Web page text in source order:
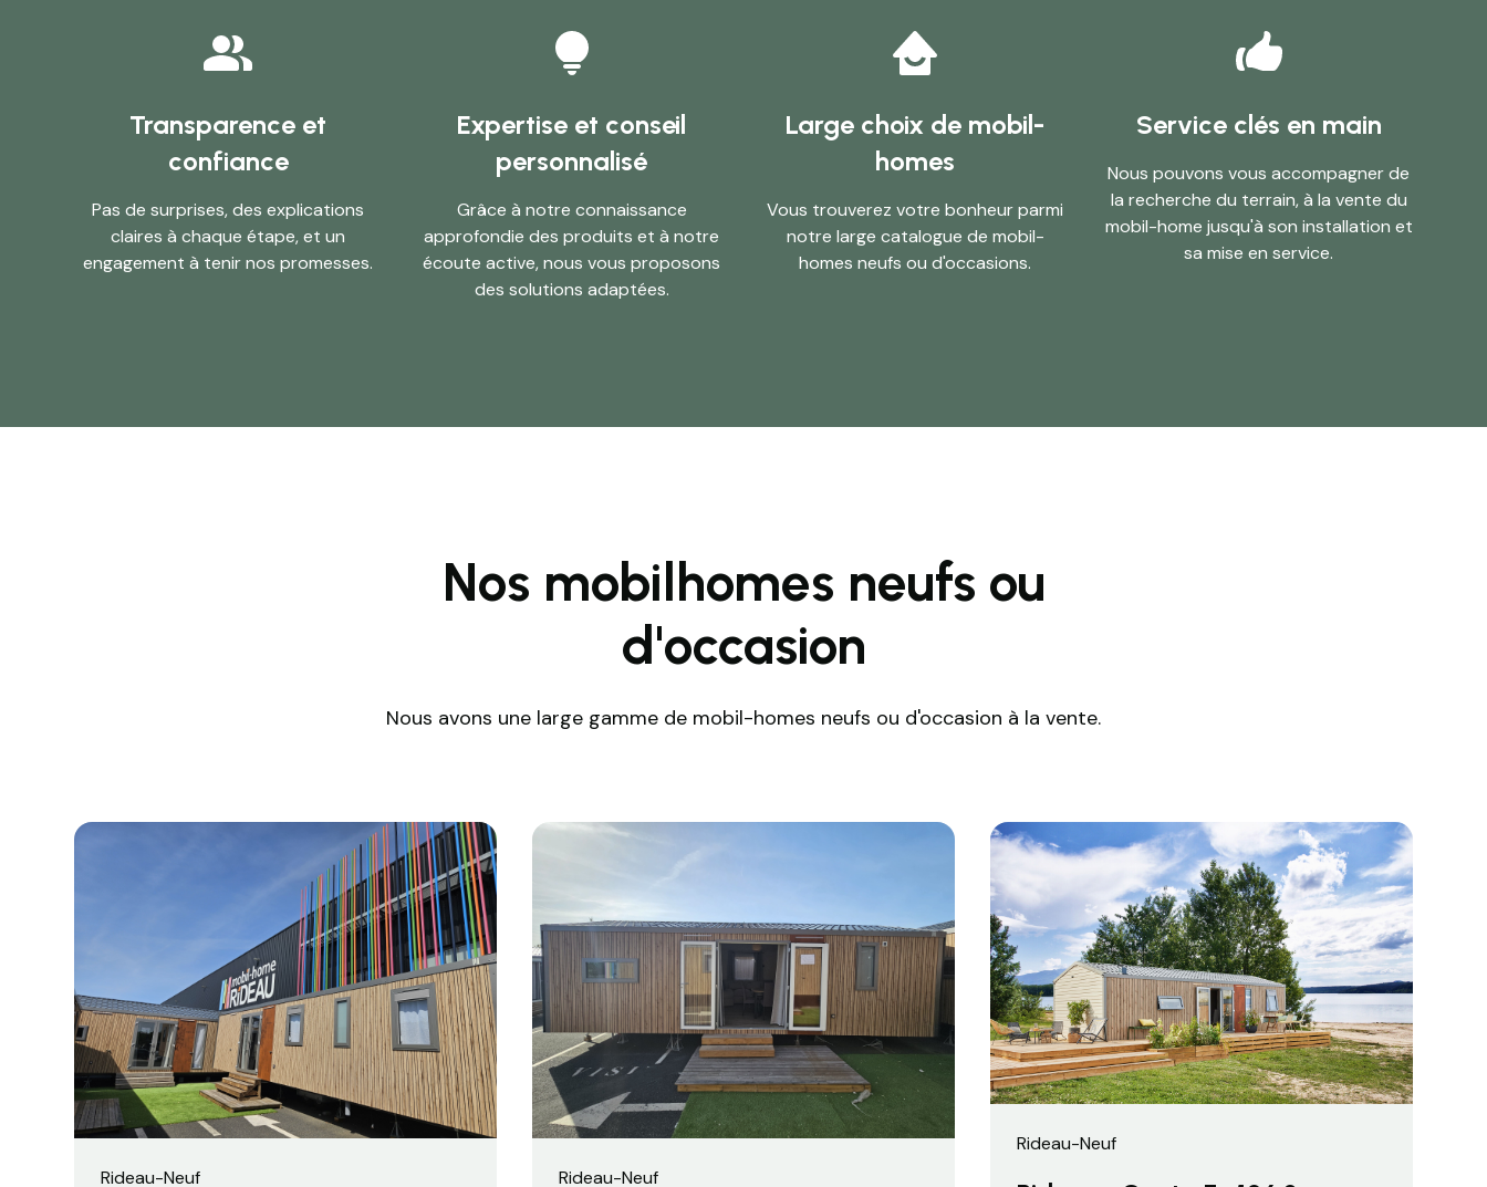
Transparence et
confiance
Pas de surprises, des explications
claires à chaque étape, et un
engagement à tenir nos promesses.
Expertise et conseil
personnalisé
Grâce à notre connaissance
approfondie des produits et à notre
écoute active, nous vous proposons
des solutions adaptées.
Large choix de mobil-
homes
Vous trouverez votre bonheur parmi
notre large catalogue de mobil-
homes neufs ou d'occasions.
Service clés en main
Nous pouvons vous accompagner de
la recherche du terrain, à la vente du
mobil-home jusqu'à son installation et
sa mise en service.
Nos mobilhomes neufs ou
d'occasion
Nous avons une large gamme de mobil-homes neufs ou d'occasion à la vente.
Rideau-Neuf Rideau-Neuf
Rideau-Neuf